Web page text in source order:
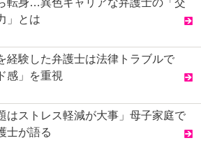
転身…異色キャリアな弁護士の「交
」とは
経験した弁護士は法律トラブルで
感」を重視
はストレス軽減が大事」母子家庭で
士が語る